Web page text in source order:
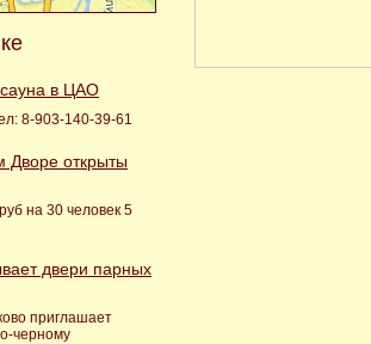
в ЦАО
8-903-140-39-61
Дворе открыты
на 30 человек 5
двери парных
приглашает
черному